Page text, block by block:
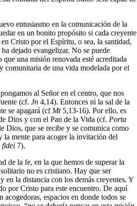
entusiasmo en la comunicación de la
en un bonito propósito si cada creyente
Cristo por el Espíritu, o sea, la santidad,
dejado evangelizar. No se puede
una misión renovada esté acreditada
de una vida modelada por el
al Señor en el centro, que nos
(cf. Jn 4,14). Entonces ni la sal de la
se apagará (cf Mt5,13-16). Por ello, es
Dios y con el Pan de la Vida (cf. Porta
Dios, que se recibe y se comunica como
la mente para acoger la invitación del
fidei 7).
de la fe, en la que hemos de superar la
no es cristiano. Hay que ser
en la distancia con los demás creyentes. Y
por Cristo para este encuentro. De aquí
acogedoras, espacios en donde todos se